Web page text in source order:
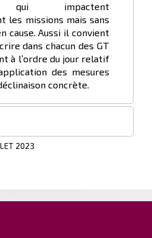
qui impactent
les missions mais sans
cause. Aussi il convient
dans chacun des GT
à l’ordre du jour relatif
des mesures
concrète.
2023